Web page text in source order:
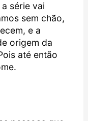
série vai
sem chão,
e a
origem da
até então